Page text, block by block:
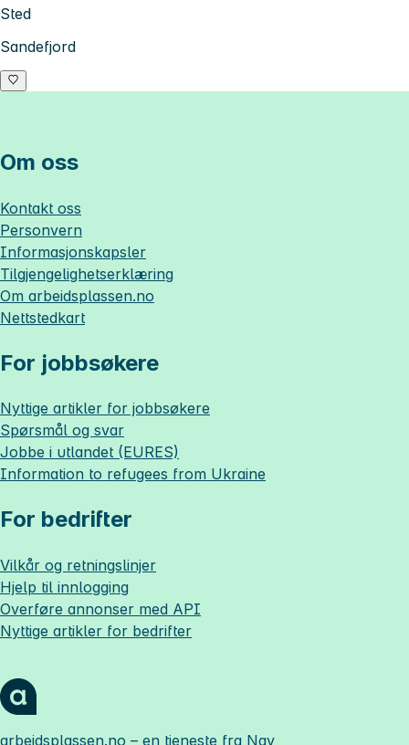
Sted
Sandefjord
Om oss
Kontakt oss
Personvern
Informasjonskapsler
Tilgjengelighetserklæring
Om arbeidsplassen.no
Nettstedkart
For jobbsøkere
Nyttige artikler for jobbsøkere
Spørsmål og svar
Jobbe i utlandet (EURES)
Information to refugees from Ukraine
For bedrifter
Vilkår og retningslinjer
Hjelp til innlogging
Overføre annonser med API
Nyttige artikler for bedrifter
arbeidsplassen.no – en tjeneste fra Nav